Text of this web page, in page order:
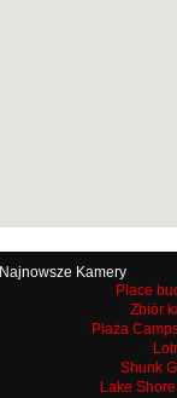
Najnowsze Kamery
Place
Zbiór
Plaża
Shunk
Lake